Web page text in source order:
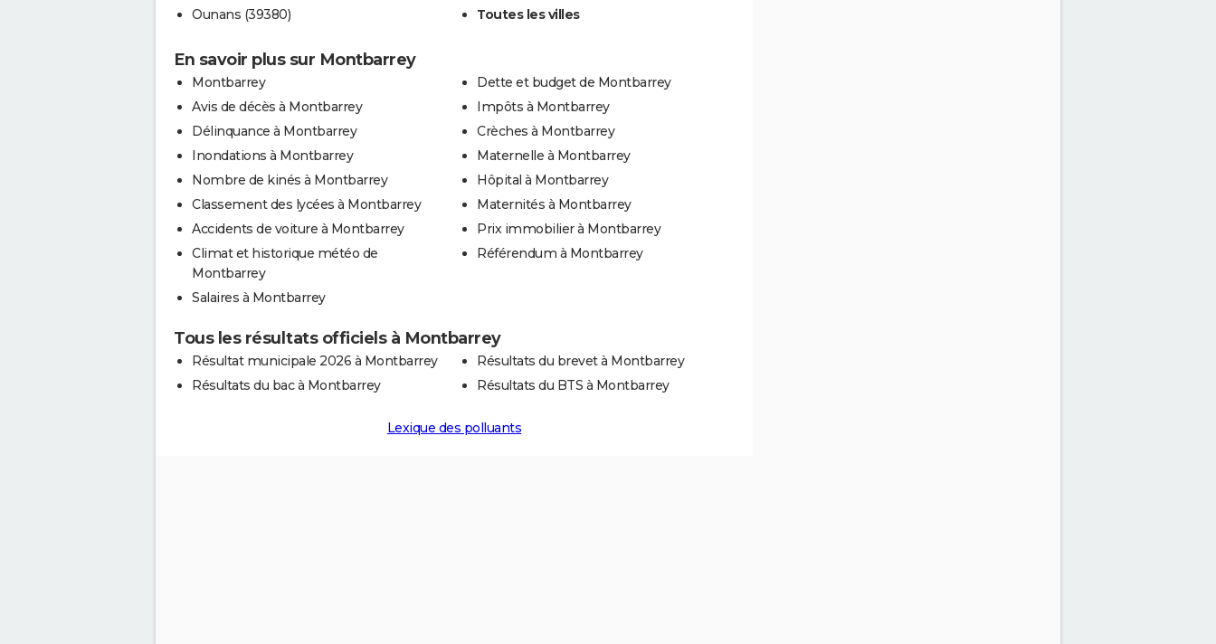
Ounans (39380)
Toutes les villes
En savoir plus sur Montbarrey
Montbarrey
Avis de décès à Montbarrey
Délinquance à Montbarrey
Inondations à Montbarrey
Nombre de kinés à Montbarrey
Classement des lycées à Montbarrey
Accidents de voiture à Montbarrey
Climat et historique météo de
Montbarrey
Salaires à Montbarrey
Dette et budget de Montbarrey
Impôts à Montbarrey
Crèches à Montbarrey
Maternelle à Montbarrey
Hôpital à Montbarrey
Maternités à Montbarrey
Prix immobilier à Montbarrey
Référendum à Montbarrey
Tous les résultats officiels à Montbarrey
Résultat municipale 2026 à Montbarrey
Résultats du bac à Montbarrey
Résultats du brevet à Montbarrey
Résultats du BTS à Montbarrey
Lexique des polluants